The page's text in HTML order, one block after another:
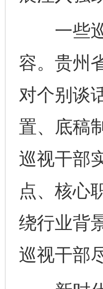
一些巡
容。贵州
对个别谈
置、底稿
巡视干部
点、核心
绕行业背
巡视干部